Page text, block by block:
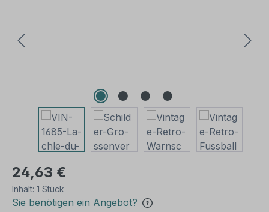
24,63 €
Inhalt: 1 Stück
Sie benötigen ein Angebot?